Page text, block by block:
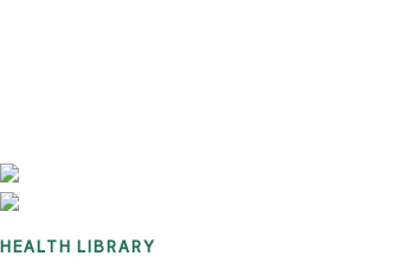
HEALTH LIBRARY